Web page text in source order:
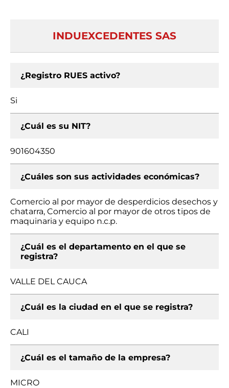
INDUEXCEDENTES SAS
¿Registro RUES activo?
Si
¿Cuál es su NIT?
901604350
¿Cuáles son sus actividades económicas?
Comercio al por mayor de desperdicios desechos y
chatarra, Comercio al por mayor de otros tipos de
maquinaria y equipo n.c.p.
¿Cuál es el departamento en el que se
registra?
VALLE DEL CAUCA
¿Cuál es la ciudad en el que se registra?
CALI
¿Cuál es el tamaño de la empresa?
MICRO